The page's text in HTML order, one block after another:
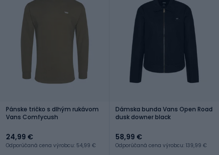
Pánske tričko s dlhým rukávom
Vans Comfycush
24,99 €
Odporúčaná cena výrobcu: 54,99 €
Dámska bunda Vans Open Road
dusk downer black
58,99 €
Odporúčaná cena výrobcu: 139,99 €